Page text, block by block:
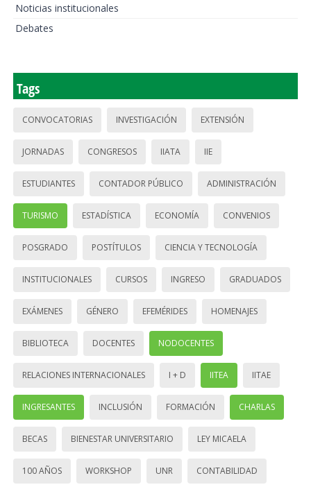
Noticias institucionales
Debates
Tags
CONVOCATORIAS INVESTIGACIÓN EXTENSIÓN
JORNADAS CONGRESOS IIATA IIE
ESTUDIANTES CONTADOR PÚBLICO ADMINISTRACIÓN
TURISMO ESTADÍSTICA ECONOMÍA CONVENIOS
POSGRADO POSTÍTULOS CIENCIA Y TECNOLOGÍA
INSTITUCIONALES CURSOS INGRESO GRADUADOS
EXÁMENES GÉNERO EFEMÉRIDES HOMENAJES
BIBLIOTECA DOCENTES NODOCENTES
RELACIONES INTERNACIONALES I + D IITEA IITAE
INGRESANTES INCLUSIÓN FORMACIÓN CHARLAS
BECAS BIENESTAR UNIVERSITARIO LEY MICAELA
100 AÑOS WORKSHOP UNR CONTABILIDAD